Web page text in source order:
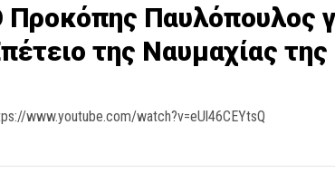
Προκόπης Παυλόπουλος
της Ναυμαχίας
www.youtube.com/watch?v=eUl46CEYtsQ